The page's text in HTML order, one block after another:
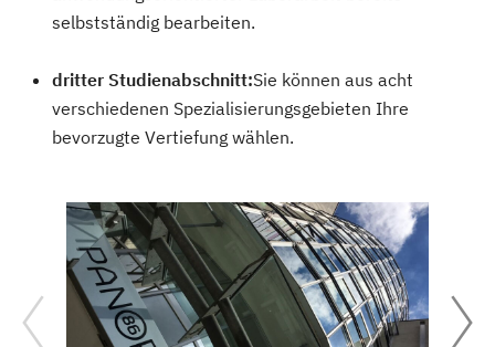
selbstständig bearbeiten.
dritter Studienabschnitt:Sie können aus acht
verschiedenen Spezialisierungsgebieten Ihre
bevorzugte Vertiefung wählen.